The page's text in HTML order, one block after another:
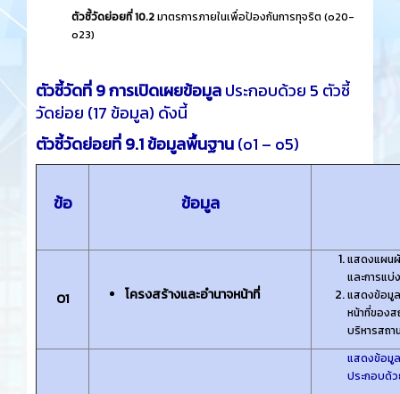
ตัวชี้วัดย่อยที่ 10.2มาตรการภายในเพื่อป้องกันการทุจริต (o20-
o23)
ตัวชี้วัดที่ 9 การเปิดเผยข้อมูลประกอบด้วย 5 ตัวชี้
วัดย่อย (17 ข้อมูล) ดังนี้
ตัวชี้วัดย่อยที่ 9.1 ข้อมูลพื้นฐาน(o1 – o5)
ข้อ ข้อมูล
O1 โครงสร้างและอํานาจหน้าที่
แสดงแผน
และการแบ่
แสดงข้อมูล
หน้าที่ของส
บริหารสถา
แสดงข้อมู
ประกอบด้